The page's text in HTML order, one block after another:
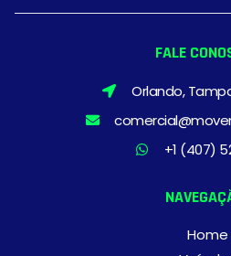
FALE
Orlando,
+1 (407)
Home